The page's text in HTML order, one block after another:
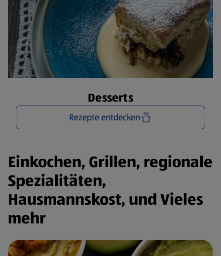
Desserts
Rezepte entdecken
Einkochen, Grillen, regionale
Spezialitäten,
Hausmannskost, und Vieles
mehr